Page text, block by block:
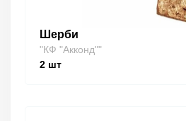
Шерби
"КФ "Акконд""
2 шт